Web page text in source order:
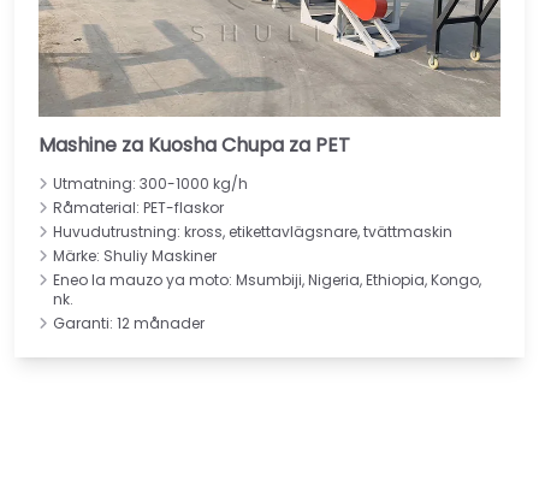
Mashine za Kuosha Chupa za PET
Utmatning: 300-1000 kg/h
Råmaterial: PET-flaskor
Huvudutrustning: kross, etikettavlägsnare, tvättmaskin
Märke: Shuliy Maskiner
Eneo la mauzo ya moto: Msumbiji, Nigeria, Ethiopia, Kongo,
nk.
Garanti: 12 månader